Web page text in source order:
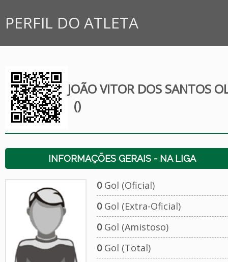
PERFIL DO ATLETA
JOÃO VITOR DOS SANTOS
()
INFORMAÇÕES GERAIS - NA LIGA
0Gol (Oficial)
0Gol (Extra-Oficial)
0Gol (Amistoso)
0Gol (Total)